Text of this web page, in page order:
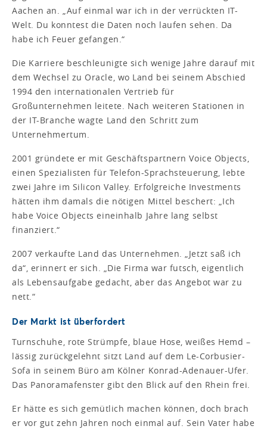
Aachen an. „Auf einmal war ich in der verrückten IT-
Welt. Du konntest die Daten noch laufen sehen. Da
habe ich Feuer gefangen.“
Die Karriere beschleunigte sich wenige Jahre darauf mit
dem Wechsel zu Oracle, wo Land bei seinem Abschied
1994 den internationalen Vertrieb für
Großunternehmen leitete. Nach weiteren Stationen in
der IT-Branche wagte Land den Schritt zum
Unternehmertum.
2001 gründete er mit Geschäftspartnern Voice Objects,
einen Spezialisten für Telefon-Sprachsteuerung, lebte
zwei Jahre im Silicon Valley. Erfolgreiche Investments
hätten ihm damals die nötigen Mittel beschert: „Ich
habe Voice Objects eineinhalb Jahre lang selbst
finanziert.“
2007 verkaufte Land das Unternehmen. „Jetzt saß ich
da“, erinnert er sich. „Die Firma war futsch, eigentlich
als Lebensaufgabe gedacht, aber das Angebot war zu
nett.“
Der Markt ist überfordert
Turnschuhe, rote Strümpfe, blaue Hose, weißes Hemd –
lässig zurückgelehnt sitzt Land auf dem Le-Corbusier-
Sofa in seinem Büro am Kölner Konrad-Adenauer-Ufer.
Das Panoramafenster gibt den Blick auf den Rhein frei.
Er hätte es sich gemütlich machen können, doch brach
er vor gut zehn Jahren noch einmal auf. Sein Vater habe